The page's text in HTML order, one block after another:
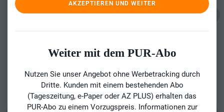
AKZEPTIEREN UND WEITER
Weiter mit dem PUR-Abo
Nutzen Sie unser Angebot ohne Werbetracking durch
Dritte. Kunden mit einem bestehenden Abo
(Tageszeitung, e-Paper oder AZ PLUS) erhalten das
PUR-Abo zu einem Vorzugspreis. Informationen zur